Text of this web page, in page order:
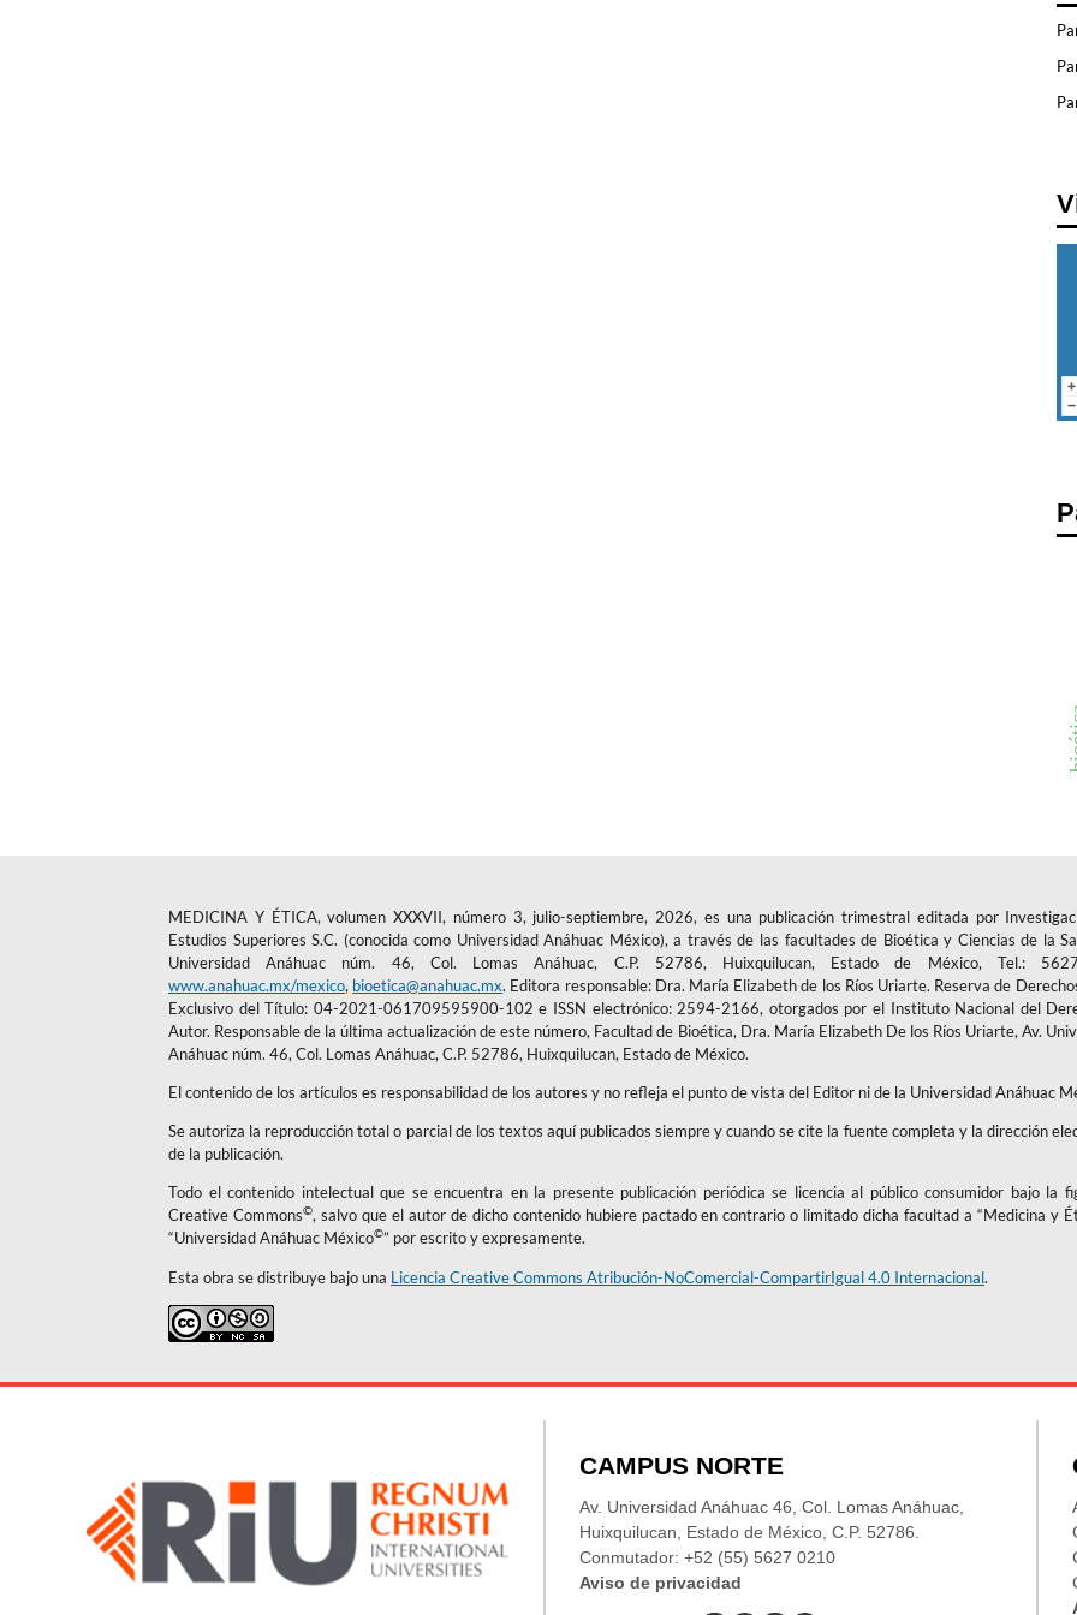
MEDICINA Y ÉTICA, volumen XXXVII, número 3, julio-septiembre, 2026, es una publicación trimestral editada por
Estudios Superiores S.C. (conocida como Universidad Anáhuac México), a través de las facultades de Bioética y Ciencias de la
Universidad Anáhuac núm. 46, Col. Lomas Anáhuac, C.P. 52786, Huixquilucan, Estado de México, Tel.:
www.anahuac.mx/mexico, bioetica@anahuac.mx. Editora responsable: Dra. María Elizabeth de los Ríos Uriarte. Reserva de
Exclusivo del Título: 04-2021-061709595900-102 e ISSN electrónico: 2594-2166, otorgados por el Instituto Nacional del
Autor. Responsable de la última actualización de este número, Facultad de Bioética, Dra. María Elizabeth De los Ríos Uriarte, Av.
Anáhuac núm. 46, Col. Lomas Anáhuac, C.P. 52786, Huixquilucan, Estado de México.
El contenido de los artículos es responsabilidad de los autores y no refleja el punto de vista del Editor ni de la Universidad Anáhuac
Se autoriza la reproducción total o parcial de los textos aquí publicados siempre y cuando se cite la fuente completa y la dirección
de la publicación.
Todo el contenido intelectual que se encuentra en la presente publicación periódica se licencia al público consumidor bajo la
Creative Commons©, salvo que el autor de dicho contenido hubiere pactado en contrario o limitado dicha facultad a “Medicina y
“Universidad Anáhuac México©” por escrito y expresamente.
Esta obra se distribuye bajo una Licencia Creative Commons Atribución-NoComercial-CompartirIgual 4.0 Internacional.
CAMPUS NORTE
Av. Universidad Anáhuac 46, Col. Lomas Anáhuac,
Huixquilucan, Estado de México, C.P. 52786.
Conmutador: +52 (55) 5627 0210
Aviso de privacidad